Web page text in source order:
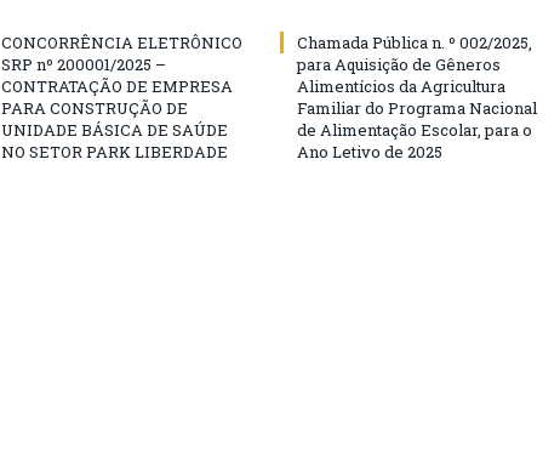
CONCORRÊNCIA ELETRÔNICO
SRP nº 200001/2025 –
CONTRATAÇÃO DE EMPRESA
PARA CONSTRUÇÃO DE
UNIDADE BÁSICA DE SAÚDE
NO SETOR PARK LIBERDADE
Chamada Pública n. º 002/2025,
para Aquisição de Gêneros
Alimentícios da Agricultura
Familiar do Programa Nacional
de Alimentação Escolar, para o
Ano Letivo de 2025